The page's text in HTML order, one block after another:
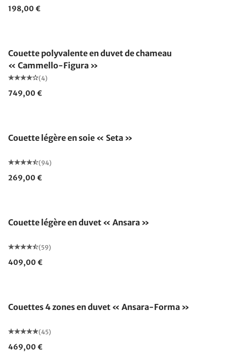
198,00 €
Couette polyvalente en duvet de chameau
« Cammello-Figura »
(4)
749,00 €
Couette légère en soie « Seta »
(94)
269,00 €
Couette légère en duvet « Ansara »
(59)
409,00 €
Couettes 4 zones en duvet « Ansara-Forma »
(45)
469,00 €